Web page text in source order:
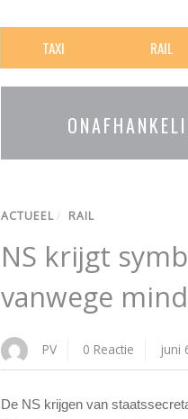
TAXI RAIL
ACTUEEL/ RAIL
NS krijgt
vanwege
PV 0 Reactie juni
De NS krijgen van